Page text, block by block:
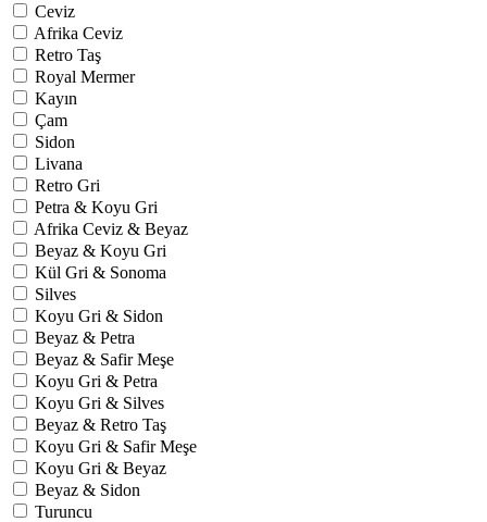
Ceviz
Afrika Ceviz
Retro Taş
Royal Mermer
Kayın
Çam
Sidon
Livana
Retro Gri
Petra & Koyu Gri
Afrika Ceviz & Beyaz
Beyaz & Koyu Gri
Kül Gri & Sonoma
Silves
Koyu Gri & Sidon
Beyaz & Petra
Beyaz & Safir Meşe
Koyu Gri & Petra
Koyu Gri & Silves
Beyaz & Retro Taş
Koyu Gri & Safir Meşe
Koyu Gri & Beyaz
Beyaz & Sidon
Turuncu